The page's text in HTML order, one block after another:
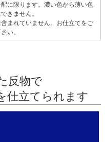
に限ります。濃い色から薄い色
きません。
まれていません。お仕立てをご
い。
反物で
仕立てられます